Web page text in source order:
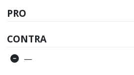
PRO
CONTRA
—